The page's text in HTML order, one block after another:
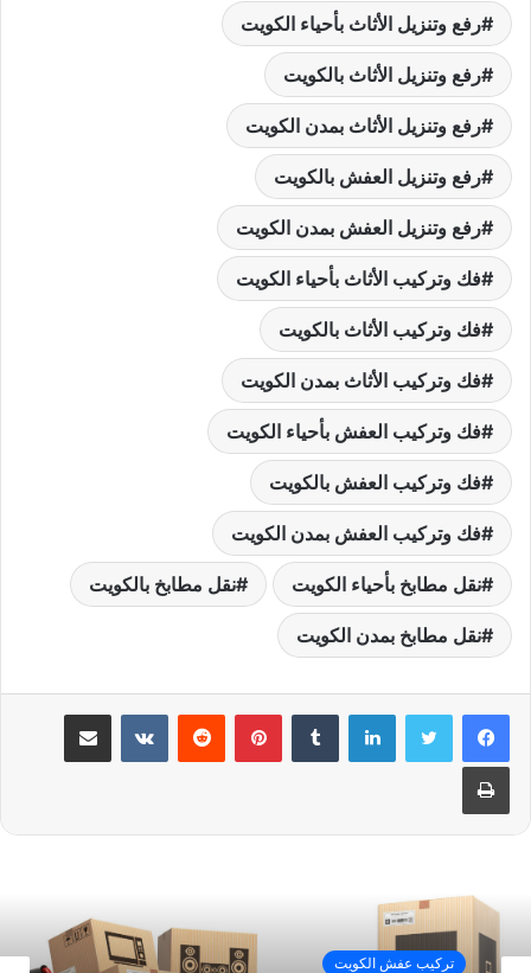
رفع وتنزيل الأثاث بأحياء الكويت
رفع وتنزيل الأثاث بالكويت
رفع وتنزيل الأثاث بمدن الكويت
رفع وتنزيل العفش بالكويت
رفع وتنزيل العفش بمدن الكويت
فك وتركيب الأثاث بأحياء الكويت
فك وتركيب الأثاث بالكويت
فك وتركيب الأثاث بمدن الكويت
فك وتركيب العفش بأحياء الكويت
فك وتركيب العفش بالكويت
فك وتركيب العفش بمدن الكويت
نقل مطابخ بأحياء الكويت نقل مطابخ بالكويت
نقل مطابخ بمدن الكويت
لينكدإن بينتيريست مشاركة عبر البريد
طباعة
تركيب عفش الكويت